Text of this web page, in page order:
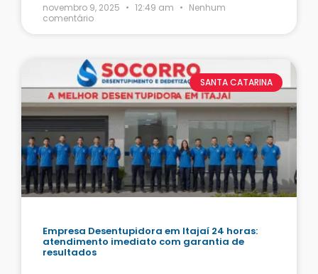
novembro 9, 2025 12:49 am
Nenhum
comentário
SANTA CATARINA
Empresa Desentupidora em Itajaí 24 horas:
atendimento imediato com garantia de
resultados